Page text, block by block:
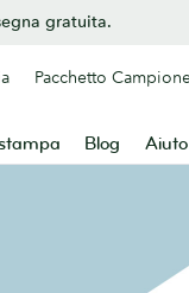
gratuita.
Blog Aiuto
Pacchetto